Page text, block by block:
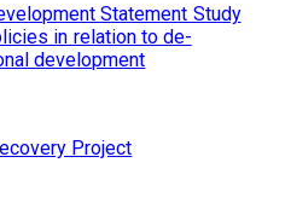
Statement Study
in relation to de-
development
Project